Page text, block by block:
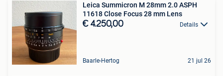
Leica Summicron M 28mm 2.0 ASPH
11618 Close Focus 28 mm Lens
€ 4.250,00 Details
Baarle-Hertog 21 jul 26